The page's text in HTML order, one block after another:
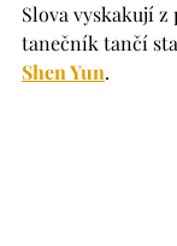
Slova vyskakují
tanečník tančí
Shen Yun.